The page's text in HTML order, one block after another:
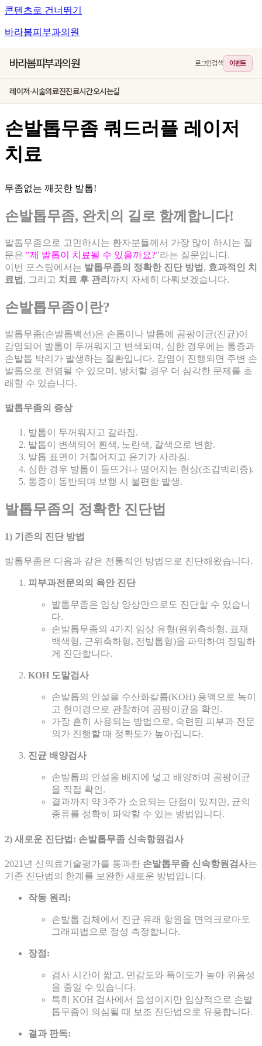
콘텐츠로 건너뛰기
바라봄피부과의원
바라봄피부과의원 로그인검색 이벤트
레이저·시술의료진진료시간오시는길
손발톱무좀 쿼드러플 레이저
치료
무좀없는 깨끗한 발톱!
손발톱무좀, 완치의 길로 함께합니다!
발톱무좀으로 고민하시는 환자분들께서 가장 많이 하시는 질
문은 "제 발톱이 치료될 수 있을까요?"라는 질문입니다.
이번 포스팅에서는 발톱무좀의 정확한 진단 방법 , 효과적인 치
료법 , 그리고 치료 후 관리 까지 자세히 다뤄보겠습니다.
손발톱무좀이란?
발톱무좀(손발톱백선)은 손톱이나 발톱에 곰팡이균(진균)이
감염되어 발톱이 두꺼워지고 변색되며, 심한 경우에는 통증과
손발톱 박리가 발생하는 질환입니다. 감염이 진행되면 주변 손
발톱으로 전염될 수 있으며, 방치할 경우 더 심각한 문제를 초
래할 수 있습니다.
발톱무좀의 증상
발톱이 두꺼워지고 갈라짐.
발톱이 변색되어 흰색, 노란색, 갈색으로 변함.
발톱 표면이 거칠어지고 윤기가 사라짐.
심한 경우 발톱이 들뜨거나 떨어지는 현상(조갑박리증).
통증이 동반되며 보행 시 불편함 발생.
발톱무좀의 정확한 진단법
1) 기존의 진단 방법
발톱무좀은 다음과 같은 전통적인 방법으로 진단해왔습니다.
피부과전문의의 육안 진단
발톱무좀은 임상 양상만으로도 진단할 수 있습니
다.
손발톱무좀의 4가지 임상 유형(원위측하형, 표재
백색형, 근위측하형, 전발톱형)을 파악하여 정밀하
게 진단합니다.
KOH 도말검사
손발톱의 인설을 수산화칼륨(KOH) 용액으로 녹이
고 현미경으로 관찰하여 곰팡이균을 확인.
가장 흔히 사용되는 방법으로, 숙련된 피부과 전문
의가 진행할 때 정확도가 높아집니다.
진균 배양검사
손발톱의 인설을 배지에 넣고 배양하여 곰팡이균
을 직접 확인.
결과까지 약 3주가 소요되는 단점이 있지만, 균의
종류를 정확히 파악할 수 있는 방법입니다.
2) 새로운 진단법: 손발톱무좀 신속항원검사
2021년 신의료기술평가를 통과한 손발톱무좀 신속항원검사는
기존 진단법의 한계를 보완한 새로운 방법입니다.
작동 원리:
손발톱 검체에서 진균 유래 항원을 면역크로마토
그래피법으로 정성 측정합니다.
장점:
검사 시간이 짧고, 민감도와 특이도가 높아 위음성
을 줄일 수 있습니다.
특히 KOH 검사에서 음성이지만 임상적으로 손발
톱무좀이 의심될 때 보조 진단법으로 유용합니다.
결과 판독: